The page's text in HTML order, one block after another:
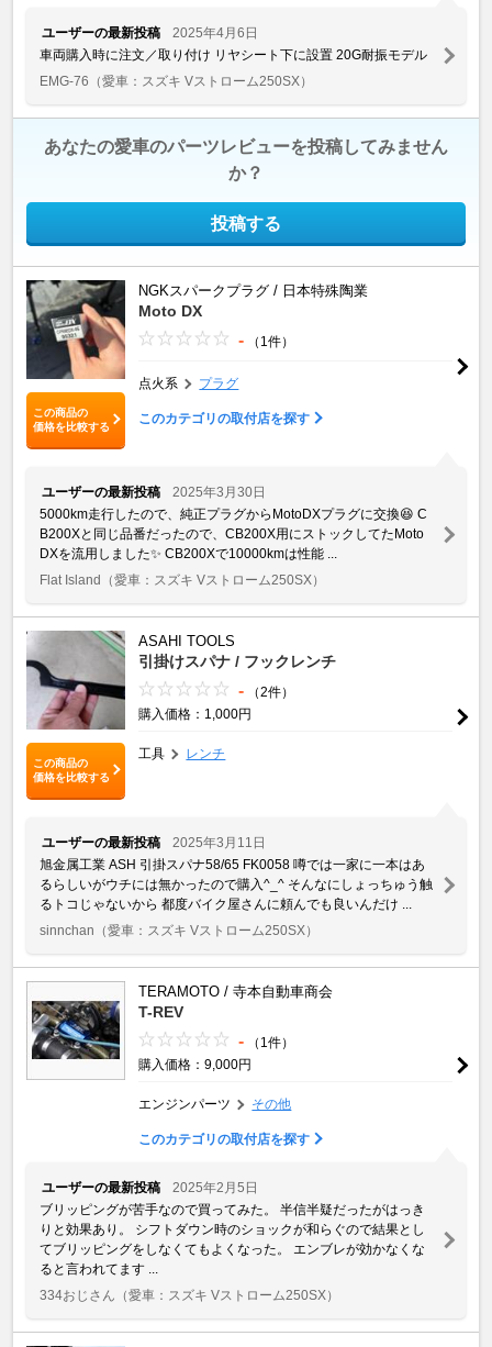
ユーザーの最新投稿
2025年4月6日
車両購入時に注文／取り付け リヤシート下に設置 20G耐振モデル
EMG-76 （愛車：スズキ Vストローム250SX）
あなたの愛車のパーツレビューを投稿してみません
か？
投稿する
この商品の
価格を比較する
NGKスパークプラグ / 日本特殊陶業
Moto DX
- （1件）
点火系 プラグ
このカテゴリの取付店を探す
ユーザーの最新投稿
2025年3月30日
5000km走行したので、純正プラグからMotoDXプラグに交換😆 C
B200Xと同じ品番だったので、CB200X用にストックしてたMoto
DXを流用しました✨ CB200Xで10000kmは性能 ...
Flat Island （愛車：スズキ Vストローム250SX）
この商品の
価格を比較する
ASAHI TOOLS
引掛けスパナ / フックレンチ
-
（2件）
購入価格：1,000円
工具 レンチ
ユーザーの最新投稿
2025年3月11日
旭金属工業 ASH 引掛スパナ58/65 FK0058 噂では一家に一本はあ
るらしいがウチには無かったので購入^_^ そんなにしょっちゅう触
るトコじゃないから 都度バイク屋さんに頼んでも良いんだけ ...
sinnchan （愛車：スズキ Vストローム250SX）
TERAMOTO / 寺本自動車商会
T-REV
-
（1件）
購入価格：9,000円
エンジンパーツ その他
このカテゴリの取付店を探す
ユーザーの最新投稿
2025年2月5日
ブリッピングが苦手なので買ってみた。 半信半疑だったがはっき
りと効果あり。 シフトダウン時のショックが和らぐので結果とし
てブリッピングをしなくてもよくなった。 エンブレが効かなくな
ると言われてます ...
334おじさん （愛車：スズキ Vストローム250SX）